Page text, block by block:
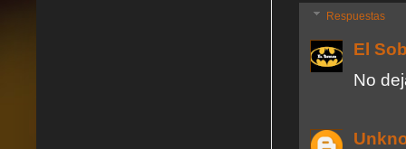
Respuestas
El
No